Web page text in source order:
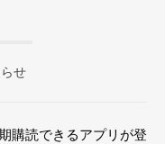
せ
購読できるアプリが登